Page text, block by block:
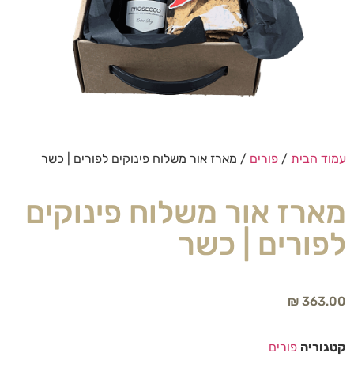
עמוד הבית / פורים / מארז אור משלוח פינוקים לפורים | כשר
מארז אור משלוח פינוקים
לפורים | כשר
₪ 363.00
קטגוריה פורים